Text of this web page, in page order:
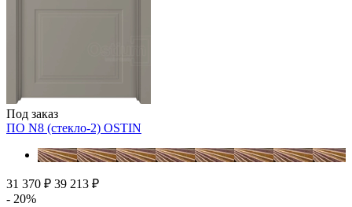
Под заказ
ПО N8 (стекло-2) OSTIN
31 370 ₽ 39 213 ₽
- 20%